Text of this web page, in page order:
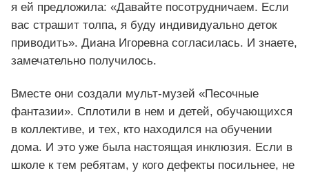
я ей предложила: «Давайте посотрудничаем. Если
вас страшит толпа, я буду индивидуально деток
приводить». Диана Игоревна согласилась. И знаете,
замечательно получилось.
Вместе они создали мульт-музей «Песочные
фантазии». Сплотили в нем и детей, обучающихся
в коллективе, и тех, кто находился на обучении
дома. И это уже была настоящая инклюзия. Если в
школе к тем ребятам, у кого дефекты посильнее, не